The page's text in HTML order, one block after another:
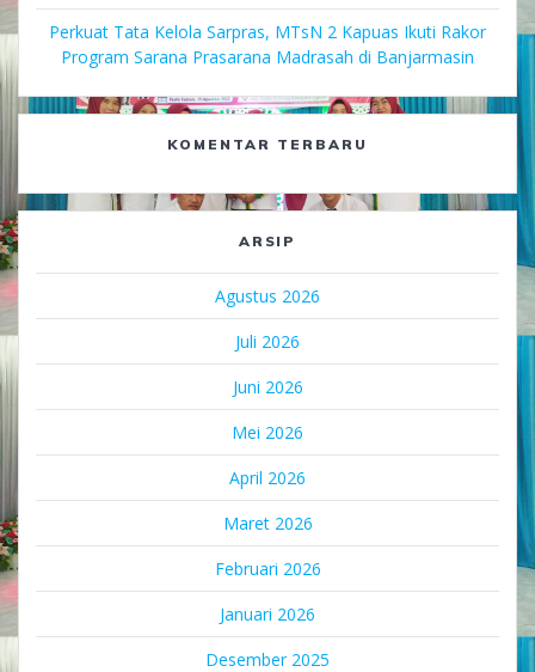
Perkuat Tata Kelola Sarpras, MTsN 2 Kapuas Ikuti Rakor
Program Sarana Prasarana Madrasah di Banjarmasin
KOMENTAR TERBARU
ARSIP
Agustus 2026
Juli 2026
Juni 2026
Mei 2026
April 2026
Maret 2026
Februari 2026
Januari 2026
Desember 2025